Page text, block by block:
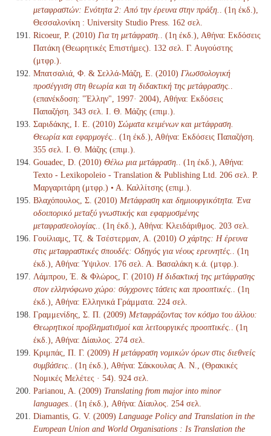
μεταφραστών: Ενότητα 2: Από την έρευνα στην πράξη.
. (1η έκδ.),
Θεσσαλονίκη : University Studio Press. 162 σελ.
Ricoeur, P. (2010) Για τη μετάφραση.
. (1η έκδ.), Αθήνα: Εκδόσεις
Πατάκη (Θεωρητικές Επιστήμες). 132 σελ. Γ. Αυγούστης
(μτφρ.).
Μπατσαλιά, Φ. & Σελλά-Μάζη, Ε. (2010) Γλωσσολογική
προσέγγιση στη θεωρία και τη διδακτική της μετάφρασης.
(επανέκδοση: "Έλλην", 1997· 2004), Αθήνα: Εκδόσεις
Παπαζήση. 343 σελ. Ι. Θ. Μάζης (επιμ.).
Σαριδάκης, Ι. Ε. (2010) Σώματα κειμένων και μετάφραση.
Θεωρία και εφαρμογές.
. (1η έκδ.), Αθήνα: Εκδόσεις Παπαζήση.
355 σελ. Ι. Θ. Μάζης (επιμ.).
Gouadec, D. (2010) Θέλω μια μετάφραση.
. (1η έκδ.), Αθήνα:
Texto - Lexikopoleio - Translation & Publishing Ltd. 206 σελ. Ρ.
Μαργαριτάρη (μτφρ.) • Α. Καλλίτσης (επιμ.).
Βλαχόπουλος, Σ. (2010) Μετάφραση και δημιουργικότητα. Ένα
οδοιπορικό μεταξύ γνωστικής και εφαρμοσμένης
μεταφρασεολογίας.
. (1η έκδ.), Αθήνα: Κλειδάριθμος. 203 σελ.
Γουίλιαμς, Τζ. & Τσέστερμαν, Α. (2010) Ο χάρτης: Η έρευνα
στις μεταφραστικές σπουδές: Οδηγός για νέους ερευνητές.
. (1η
έκδ.), Αθήνα: Ύψιλον. 176 σελ. Α. Βασαλάκη κ.ά. (μτφρ.).
Λάμπρου, Έ. & Φλώρος, Γ. (2010) Η διδακτική της μετάφρασης
στον ελληνόφωνο χώρο: σύγχρονες τάσεις και προοπτικές.
. (1η
έκδ.), Αθήνα: Ελληνικά Γράμματα. 224 σελ.
Γραμμενίδης, Σ. Π. (2009) Μεταφράζοντας τον κόσμο του άλλου:
Θεωρητικοί προβληματισμοί και λειτουργικές προοπτικές.
. (1η
έκδ.), Αθήνα: Δίαυλος. 274 σελ.
Κριμπάς, Π. Γ. (2009) Η μετάφραση νομικών όρων στις διεθνείς
συμβάσεις.
. (1η έκδ.), Αθήνα: Σάκκουλας Α. Ν., (Θρακικές
Νομικές Μελέτες · 54). 924 σελ.
Parianou, A. (2009) Translating from major into minor
languages.
. (1η έκδ.), Αθήνα: Δίαυλος. 254 σελ.
Diamantis, G. V. (2009) Language Policy and Translation in the
European Union and World Organisations : Is Translation the